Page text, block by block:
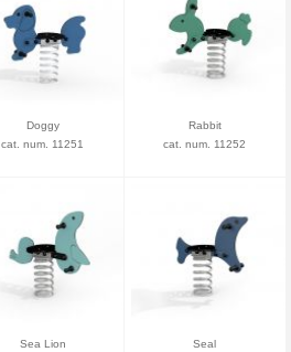
Doggy
cat. num. 11251
Rabbit
cat. num. 11252
Sea Lion
Seal